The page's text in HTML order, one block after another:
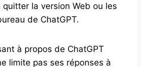
la version Web ou les
de ChatGPT.
à propos de ChatGPT
limite pas ses réponses à